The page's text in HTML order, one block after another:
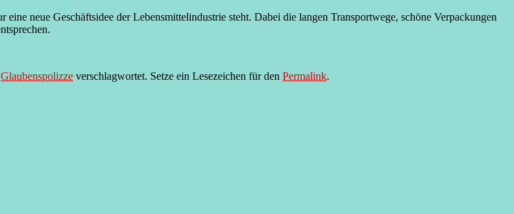
neue Geschäftsidee der Lebensmittelindustrie steht. Dabei die langen Transportwege, schöne Verpackungen
Glaubenspolizze verschlagwortet. Setze ein Lesezeichen für den Permalink.